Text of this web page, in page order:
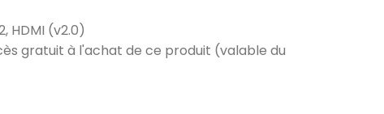
HDMI (v2.0)
gratuit à l'achat de ce produit (valable du